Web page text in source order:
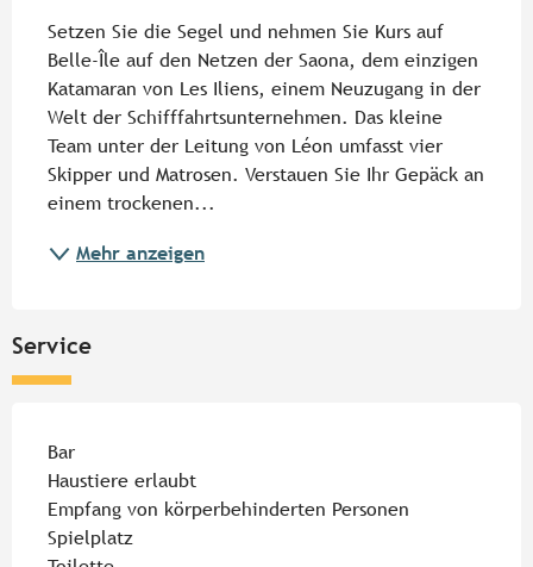
Setzen Sie die Segel und nehmen Sie Kurs auf
Belle-Île auf den Netzen der Saona, dem einzigen
Katamaran von Les Iliens, einem Neuzugang in der
Welt der Schifffahrtsunternehmen. Das kleine
Team unter der Leitung von Léon umfasst vier
Skipper und Matrosen. Verstauen Sie Ihr Gepäck an
einem trockenen...
Mehr anzeigen
Service
Bar
Haustiere erlaubt
Empfang von körperbehinderten Personen
Spielplatz